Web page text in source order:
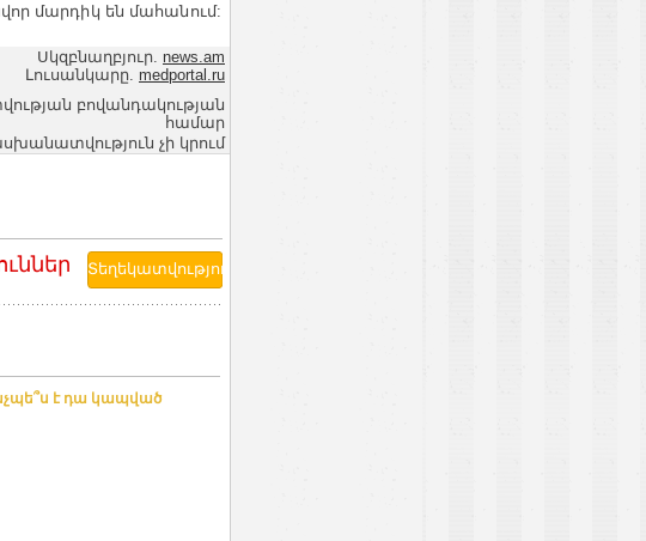
մարդիկ են մահանում:
Սկզբնաղբյուր. news.am
Լուսանկարը. medportal.ru
բովանդակության
համար
չի կրում
է դա կապված